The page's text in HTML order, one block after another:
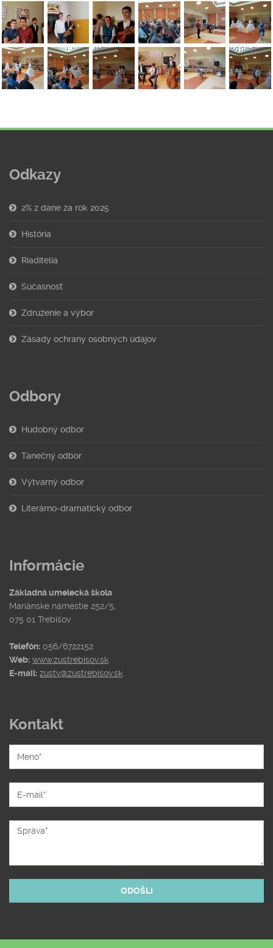
Odkazy
2% z dane za rok 2025
História
Riaditelia
Súčasnosť
Združenie a výbor
Zásady ochrany osobných údajov
Odbory
Hudobný odbor
Tanečný odbor
Výtvarný odbor
Literárno-dramatický odbor
Informácie
Základná umelecká škola
Mariánske námestie 252/5,
075 01 Trebišov
Telefón: 056/6722152
Web: www.zustrebisov.sk
E-mail: zustv@zustrebisov.sk
Kontakt